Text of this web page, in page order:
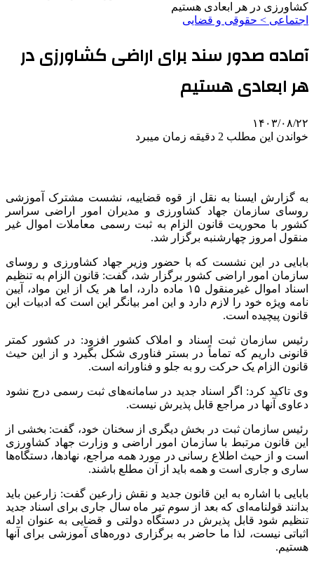
کشاورزی در هر ابعادی هستیم
اجتماعی > حقوقی و قضایی
آماده صدور سند برای اراضی کشاورزی در
هر ابعادی هستیم
۱۴۰۳/۰۸/۲۲
خواندن این مطلب 2 دقیقه زمان میبرد
به گزارش ایسنا به نقل از قوه قضاییه، نشست مشترک آموزشی
روسای سازمان جهاد کشاورزی و مدیران امور اراضی سراسر
کشور با محوریت قانون الزام به ثبت رسمی معاملات اموال غیر
منقول امروز چهارشنبه برگزار شد.
بابایی در این نشست که با حضور وزیر جهاد کشاورزی و روسای
سازمان امور اراضی کشور برگزار شد، گفت: قانون الزام به تنظیم
اسناد اموال غیرمنقول ۱۵ ماده دارد، اما هر یک از این مواد، آیین
نامه ویژه خود را لازم دارد و این امر بیانگر این است که ادبیات این
قانون پیچیده است.
رئیس سازمان ثبت اسناد و املاک کشور افزود: در کشور کمتر
قانونی داریم که تماماً در بستر فناوری شکل بگیرد و از این حیث
قانون الزام یک حرکت رو به جلو و فناورانه است.
وی تاکید کرد: اگر اسناد جدید در سامانه‌های ثبت رسمی درج نشود
دعاوی آنها در مراجع قابل پذیرش نیست.
رئیس سازمان ثبت در بخش دیگری از سخنان خود، گفت: بخشی از
این قانون مرتبط با سازمان امور اراضی و وزارت جهاد کشاورزی
است و از حیث اطلاع رسانی در مورد همه مراجع، نهادها، دستگاه‌ها
ساری و جاری است و همه باید از آن مطلع باشند.
بابایی با اشاره به این قانون جدید و نقش زارعین گفت: زارعین باید
بدانند قولنامه‌ای که بعد از سوم تیر ماه سال جاری برای اسناد جدید
تنظیم شود قابل پذیرش در دستگاه دولتی و قضایی به عنوان ادله
اثباتی نیست، لذا ما حاضر به برگزاری دوره‌های آموزشی برای آنها
هستیم.